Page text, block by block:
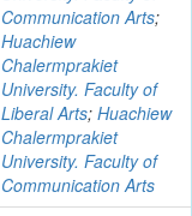
Communication Arts;
Huachiew
Chalermprakiet
University. Faculty of
Liberal Arts; Huachiew
Chalermprakiet
University. Faculty of
Communication Arts